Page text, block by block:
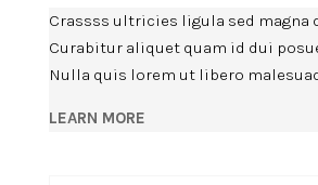
Crassss ultricies ligula sed magna
Curabitur aliquet quam id dui
Nulla quis lorem ut libero
LEARN MORE